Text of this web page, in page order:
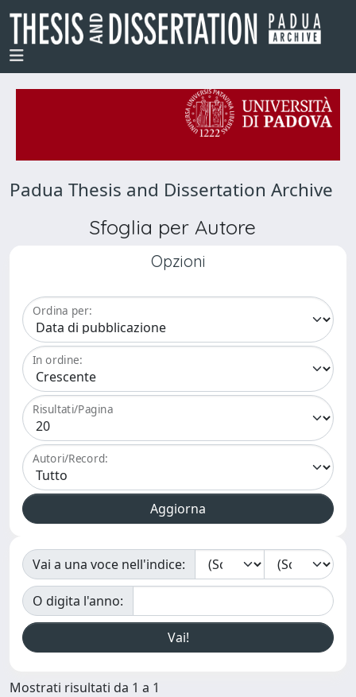
Padua Thesis and Dissertation Archive
Sfoglia per Autore
Opzioni
Ordina per:
In ordine:
Risultati/Pagina
Autori/Record:
Vai a una voce nell'indice:
O digita l'anno:
Mostrati risultati da 1 a 1